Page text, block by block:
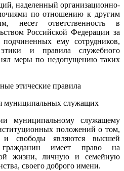
наделенный организационно-
по отношению к другим
несет ответственность в
Российской Федерации за
подчиненных ему сотрудников,
и правила служебного
меры по недопущению таких
этические правила
муниципальных служащих
муниципальному служащему
положений о том,
свободы являются высшей
имеет право на
жизни, личную и семейную
своего доброго имени.